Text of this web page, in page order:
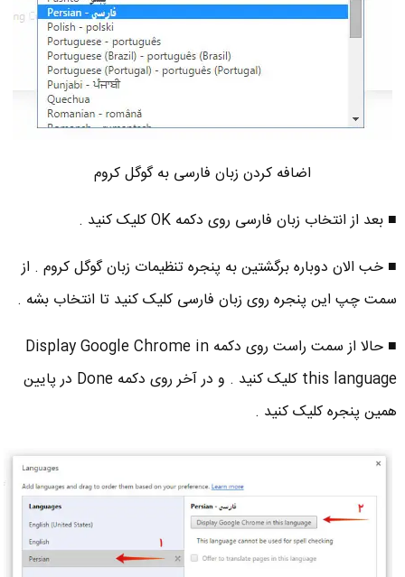
اضافه کردن زبان فارسی به گوگل کروم
■ بعد از انتخاب زبان فارسی روی دکمه OK کلیک کنید .
■ خب الان دوباره برگشتین به پنجره تنظیمات زبان گوگل کروم . از
سمت چپ این پنجره روی زبان فارسی کلیک کنید تا انتخاب بشه .
■ حالا از سمت راست روی دکمه Display Google Chrome in
this language کلیک کنید . و در آخر روی دکمه Done در پایین
همین پنجره کلیک کنید .